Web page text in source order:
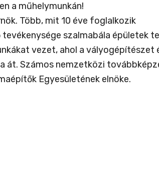
a műhelymunkán!
Több, mit 10 éve foglalkozik
szalmabála épületek
vezet, ahol a vályogépítészet
át. Számos nemzetközi
Egyesületének elnöke.